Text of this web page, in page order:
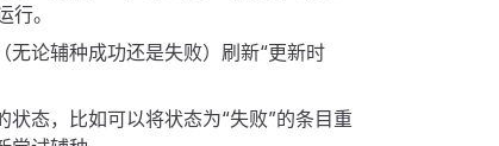
。
无论辅种成功还是失败）刷新“更新时
态，比如可以将状态为“失败”的条目重